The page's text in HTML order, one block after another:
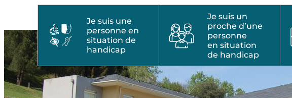
Je suis une
personne en
situation de
handicap
Je suis un
proche d’une
personne
en situation
de handicap